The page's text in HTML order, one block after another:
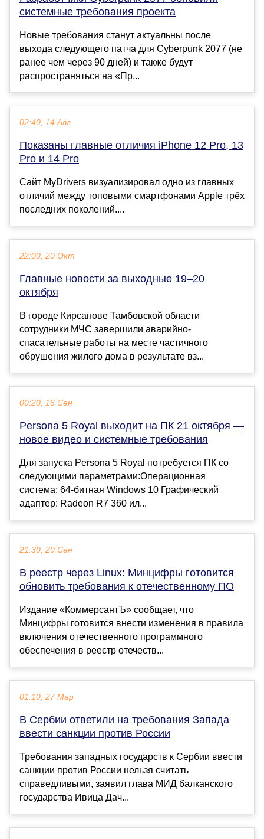
системные требования проекта
Новые требования станут актуальны после
выхода следующего патча для Cyberpunk 2077 (не
ранее чем через 90 дней) и также будут
распространяться на «Пр...
02:40, 14 Авг
Показаны главные отличия iPhone 12 Pro, 13
Pro и 14 Pro
Сайт MyDrivers визуализировал одно из главных
отличий между топовыми смартфонами Apple трёх
последних поколений....
22:00, 20 Окт
Главные новости за выходные 19–20
октября
В городе Кирсанове Тамбовской области
сотрудники МЧС завершили аварийно-
спасательные работы на месте частичного
обрушения жилого дома в результате вз...
00:20, 16 Сен
Persona 5 Royal выходит на ПК 21 октября —
новое видео и системные требования
Для запуска Persona 5 Royal потребуется ПК со
следующими параметрами:Операционная
система: 64-битная Windows 10 Графический
адаптер: Radeon R7 360 ил...
21:30, 20 Сен
В реестр через Linux: Минцифры готовится
обновить требования к отечественному ПО
Издание «КоммерсантЪ» сообщает, что
Минцифры готовится внести изменения в правила
включения отечественного программного
обеспечения в реестр отечеств...
01:10, 27 Мар
В Сербии ответили на требования Запада
ввести санкции против России
Требования западных государств к Сербии ввести
санкции против России нельзя считать
справедливыми, заявил глава МИД балканского
государства Ивица Дач...